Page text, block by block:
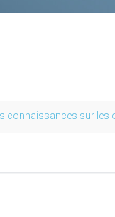
connaissances sur les